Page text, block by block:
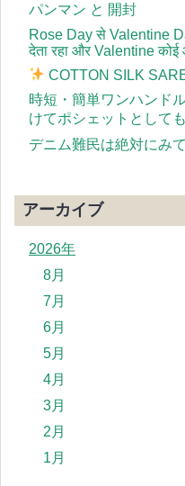
パンマン と 開封
Rose Day से Valentine
देता रहा और Valentine कोई
COTTON SILK
時短・簡単ワンハンド
けてポシェットとして
デニム難民は絶対にみて
アーカイブ
2026年
8月
7月
6月
5月
4月
3月
2月
1月